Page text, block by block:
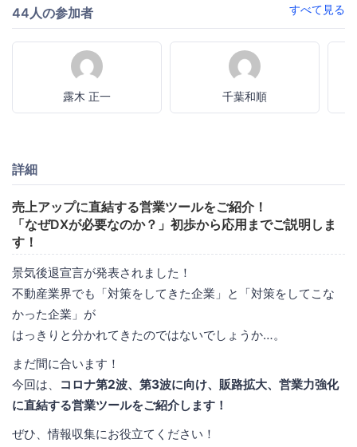
44人の参加者 すべて見る
露木 正一 千葉和順
詳細
売上アップに直結する営業ツールをご紹介！
「なぜDXが必要なのか？」初歩から応用までご説明しま
す！
景気後退宣言が発表されました！
不動産業界でも「対策をしてきた企業」と「対策をしてこな
かった企業」が
はっきりと分かれてきたのではないでしょうか…。
まだ間に合います！
今回は、
コロナ第2波、第3波に向け、販路拡大、営業力強化
に直結する営業ツールをご紹介します！
ぜひ、情報収集にお役立てください！